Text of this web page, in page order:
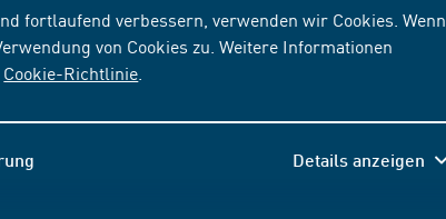
fortlaufend verbessern, verwenden wir Cookies. Wenn
von Cookies zu. Weitere Informationen
Cookie-Richtlinie
Details anzeigen